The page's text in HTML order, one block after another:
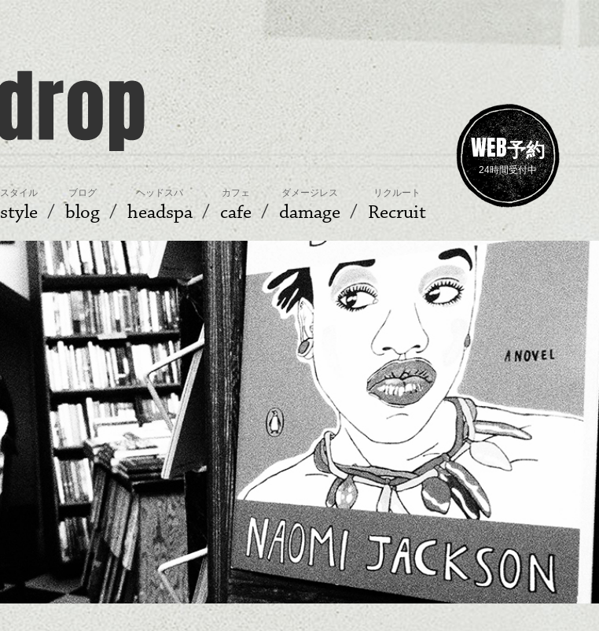
WEB予約
24時間受付中
スタイル
style
ブログ
blog
ヘッドスパ
headspa
カフェ
cafe
ダメージレス
damage
リクルート
Recruit